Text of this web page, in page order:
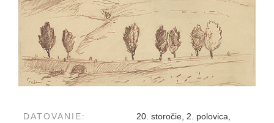
DATOVANIE:
20. storočie, 2. polovica,